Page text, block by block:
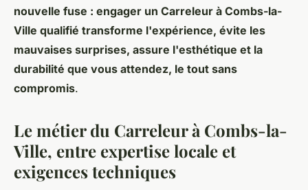
nouvelle fuse : engager un Carreleur à Combs-la-
Ville qualifié transforme l'expérience, évite les
mauvaises surprises, assure l'esthétique et la
durabilité que vous attendez, le tout sans
compromis.
Le métier du Carreleur à Combs-la-
Ville, entre expertise locale et
exigences techniques